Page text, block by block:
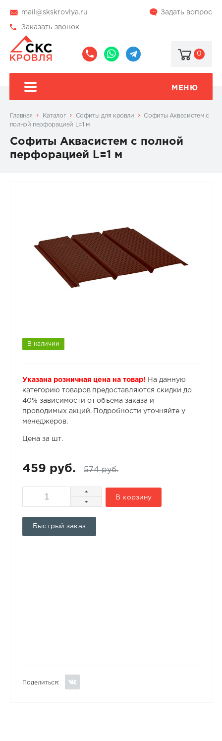
mail@skskrovlya.ru Задать вопрос
Заказать звонок
0
МЕНЮ
Главная Каталог Софиты для кровли
Софиты Аквасистем с
полной перфорацией L=1 м
Софиты Аквасистем с полной
перфорацией L=1 м
В наличии
Указана розничная цена на товар! На данную
категорию товаров предоставляются скидки до
40% зависимости от объема заказа и
проводимых акций. Подробности уточняйте у
менеджеров.
Цена за шт.
459 руб. 574 руб.
В корзину
Быстрый заказ
Поделиться: